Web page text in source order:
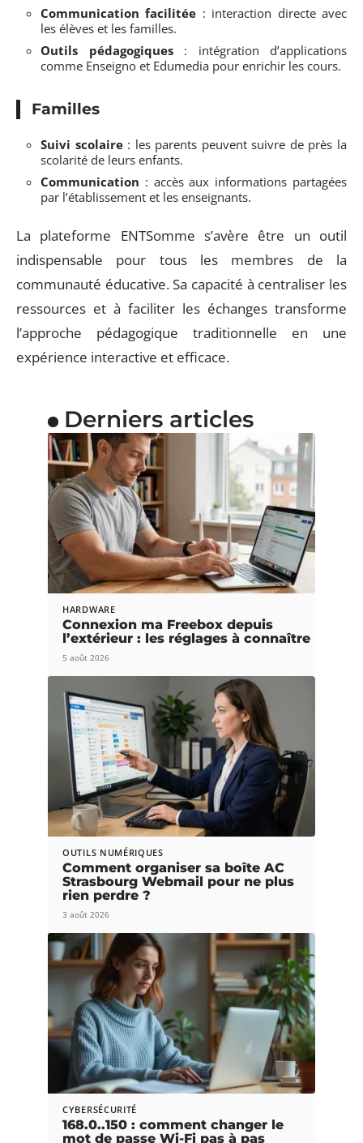
Communication facilitée : interaction directe avec
les élèves et les familles.
Outils pédagogiques: intégration d’applications
comme Enseigno et Edumedia pour enrichir les cours.
Familles
Suivi scolaire: les parents peuvent suivre de près la
scolarité de leurs enfants.
Communication : accès aux informations partagées
par l’établissement et les enseignants.
La plateforme ENTSomme s’avère être un outil
indispensable pour tous les membres de la
communauté éducative. Sa capacité à centraliser les
ressources et à faciliter les échanges transforme
l’approche pédagogique traditionnelle en une
expérience interactive et efficace.
Derniers articles
HARDWARE
Connexion ma Freebox depuis
l’extérieur : les réglages à connaître
5 août 2026
OUTILS NUMÉRIQUES
Comment organiser sa boîte AC
Strasbourg Webmail pour ne plus
rien perdre ?
3 août 2026
CYBERSÉCURITÉ
168.0..150 : comment changer le
mot de passe Wi-Fi pas à pas